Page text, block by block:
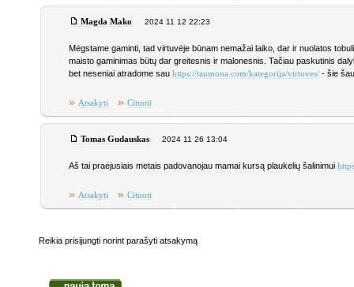
Magda Mako 2024 11 12 22:23
Mėgstame gaminti, tad virtuvėje būnam nemažai laiko, dar ir nuolatos
maisto gaminimas būtų dar greitesnis ir malonesnis. Tačiau paskutinis
bet neseniai atradome sauhttps://taumona.com/kategorija/virtuves/ - šie
» Atsakyti » Cituoti
Tomas Gudauskas 2024 11 26 13:04
Aš tai praėjusiais metais padovanojau mamai kursą plaukelių šalinimui
» Atsakyti » Cituoti
Reikia prisijungti norint parašyti atsakymą